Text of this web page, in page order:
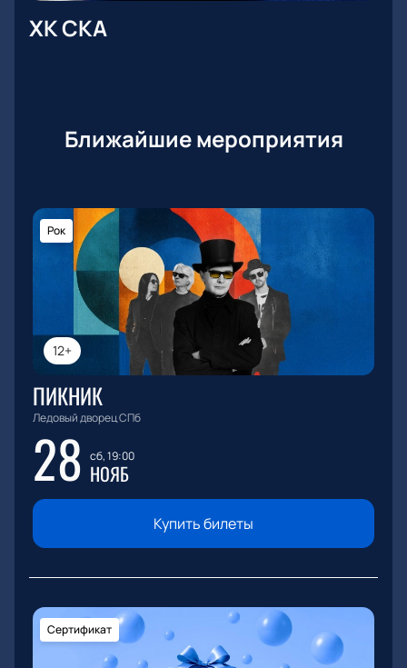
ХК СКА
Ближайшие мероприятия
12+
Рок
ПИКНИК
Ледовый дворец СПб
28 сб, 19:00
НОЯБ
Купить билеты
Сертификат